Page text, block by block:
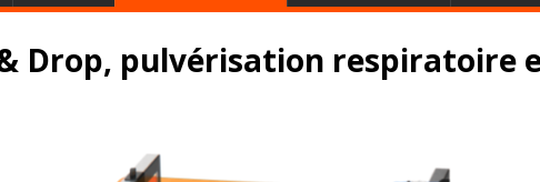
Drop, pulvérisation respiratoire